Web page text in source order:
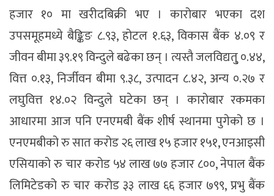
हजार १० मा खरीदबिक्री भए । कारोबार भएका दश
उपसमूहमध्ये बैङ्किङ ८.९३, होटल १.६३, विकास बैंक ४.०९ र
जीवन बीमा ३९.१९ विन्दुले बढेका छन् । त्यस्तै जलविद्यतु् ०.४४,
वित्त ०.१३, निर्जीवन बीमा ९.३८, उत्पादन ८.४२, अन्य ०.२७ र
लघुवित्त १४.०२ विन्दुले घटेका छन् । कारोबार रकमका
आधारमा आज पनि एनएमबी बैंक शीर्ष स्थानमा पुगेको छ ।
एनएमबीको रु सात करोड २६ लाख १५ हजार १५१, एनआइसी
एसियाको रु चार करोड ५४ लाख ७७ हजार ८००, नेपाल बैंक
लिमिटेडको रु चार करोड ३३ लाख ६६ हजार ७९९, प्रभु बैंक